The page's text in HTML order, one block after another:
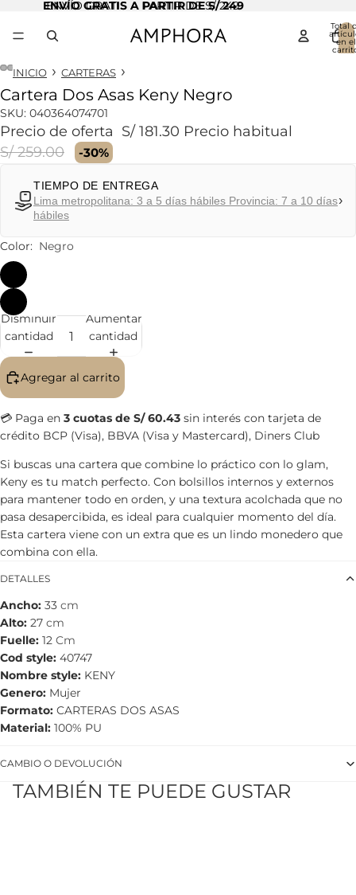
ENVÍO GRATIS A PARTIR DE S/ 249
ENVÍO GRATIS A PARTIR DE S/ 249
Total
en el
INICIO CARTERAS
Abrir
imagen
a
pantalla
Abrir
imagen
a
pantalla
Abrir
imagen
a
pantalla
Abrir
imagen
a
pantalla
Cartera Dos Asas Keny Negro
SKU: 040364074701
Precio de oferta S/ 181.30 Precio habitual
S/ 259.00
-30%
TIEMPO DE ENTREGA
Lima metropolitana: 3 a 5 días hábiles Provincia: 7 a 10 días
hábiles
›
Color: Negro
Disminuir
cantidad
Aumentar
cantidad
Agregar al carrito
💳 Paga en 3 cuotas de S/ 60.43 sin interés con tarjeta de
crédito BCP (Visa), BBVA (Visa y Mastercard), Diners Club
Si buscas una cartera que combine lo práctico con lo glam,
Keny es tu match perfecto. Con bolsillos internos y externos
para mantener todo en orden, y una textura acolchada que no
pasa desapercibida, es ideal para cualquier momento del día.
Esta cartera viene con un extra que es un lindo monedero que
combina con ella.
DETALLES
Ancho 33 cm
Alto 27 cm
Fuelle 12 Cm
Cod style 40747
Nombre style KENY
Genero Mujer
Formato CARTERAS DOS ASAS
Material 100% PU
CAMBIO O DEVOLUCIÓN
TAMBIÉN TE PUEDE GUSTAR